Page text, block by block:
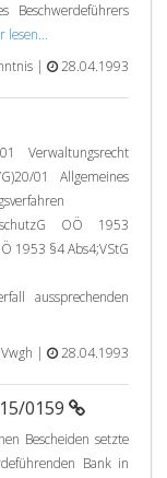
Beschwerdeführers
lesen...
| 28.04.1993
Verwaltungsrecht
01 Allgemeines
OÖ 1953
1953 §4 Abs4;VStG
aussprechenden
| 28.04.1993
0159
Bescheiden setzte
Bank in